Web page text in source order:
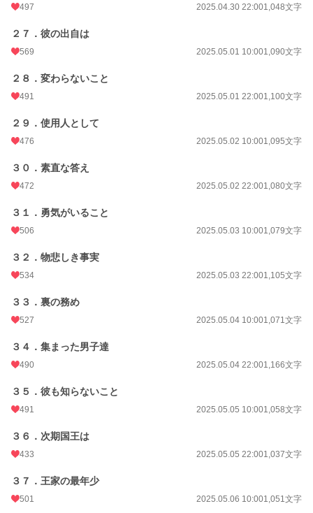
497 2025.04.30 22:001,048文字
２７．彼の出自は
569 2025.05.01 10:001,090文字
２８．変わらないこと
491 2025.05.01 22:001,100文字
２９．使用人として
476 2025.05.02 10:001,095文字
３０．素直な答え
472 2025.05.02 22:001,080文字
３１．勇気がいること
506 2025.05.03 10:001,079文字
３２．物悲しき事実
534 2025.05.03 22:001,105文字
３３．裏の務め
527 2025.05.04 10:001,071文字
３４．集まった男子達
490 2025.05.04 22:001,166文字
３５．彼も知らないこと
491 2025.05.05 10:001,058文字
３６．次期国王は
433 2025.05.05 22:001,037文字
３７．王家の最年少
501 2025.05.06 10:001,051文字